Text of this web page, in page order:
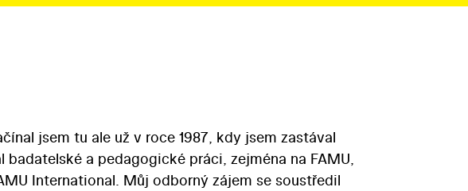
jsem tu ale už v roce 1987, kdy jsem zastával
a pedagogické práci, zejména na FAMU,
International. Můj odborný zájem se soustředil